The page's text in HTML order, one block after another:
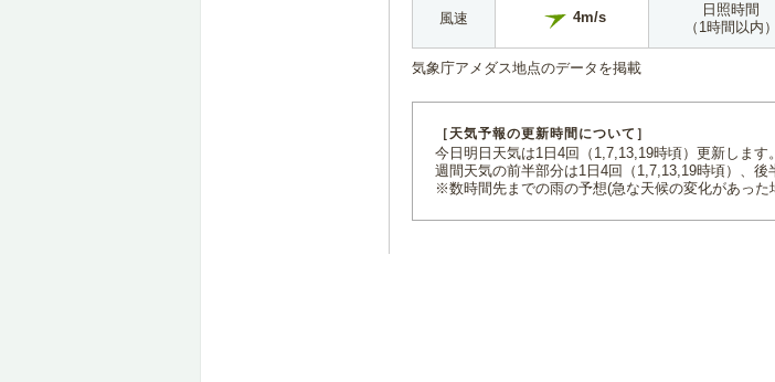
風速 4m/s
日照時間
（1時間以内）
気象庁アメダス地点のデータを掲載
［天気予報の更新時間について］
今日明日天気は1日4回（1,7,13,19時頃）更新します。
週間天気の前半部分は1日4回（1,7,13,19時頃）、後
※数時間先までの雨の予想(急な天候の変化があった